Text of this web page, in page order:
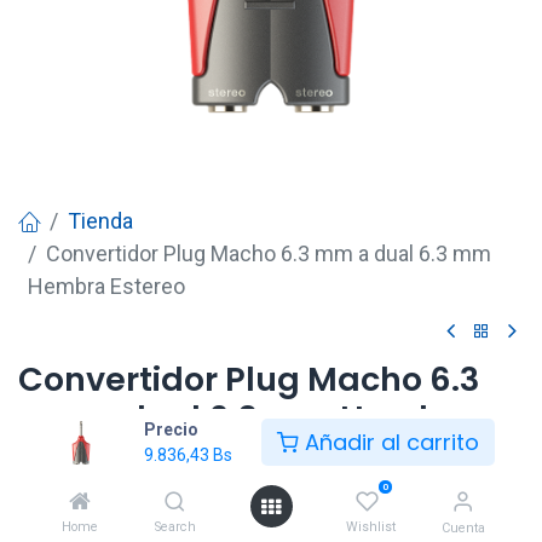
Precio
9.836,43 Bs Añadir al carrito
Home Search
0
Wishlist Cuenta
Tienda
Convertidor Plug Macho 6.3 mm a dual 6.3 mm
Hembra Estereo
Convertidor Plug Macho 6.3
mm a dual 6.3 mm Hembra
Estereo
9.836,43 Bs